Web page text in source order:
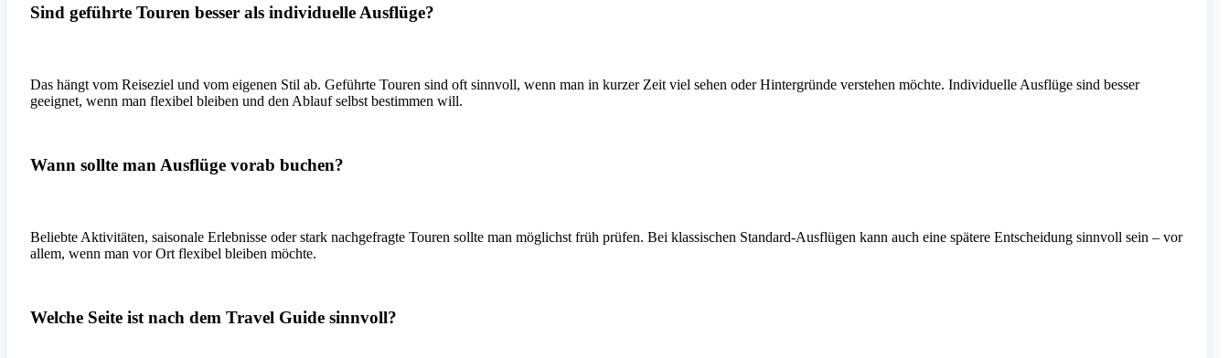
Sind geführte Touren besser als individuelle Ausflüge?
Das hängt vom Reiseziel und vom eigenen Stil ab. Geführte Touren sind oft sinnvoll, wenn man in kurzer Zeit viel sehen oder Hintergründe verstehen möchte. Individuelle Ausflüge sind besser
geeignet, wenn man flexibel bleiben und den Ablauf selbst bestimmen will.
Wann sollte man Ausflüge vorab buchen?
Beliebte Aktivitäten, saisonale Erlebnisse oder stark nachgefragte Touren sollte man möglichst früh prüfen. Bei klassischen Standard-Ausflügen kann auch eine spätere Entscheidung sinnvoll sein – vor
allem, wenn man vor Ort flexibel bleiben möchte.
Welche Seite ist nach dem Travel Guide sinnvoll?